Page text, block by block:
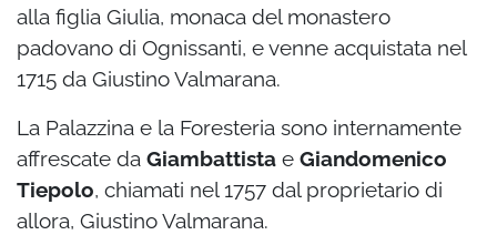
alla figlia Giulia, monaca del monastero
padovano di Ognissanti, e venne acquistata nel
1715 da Giustino Valmarana.
La Palazzina e la Foresteria sono internamente
affrescate da Giambattista e Giandomenico
Tiepolo, chiamati nel 1757 dal proprietario di
allora, Giustino Valmarana.